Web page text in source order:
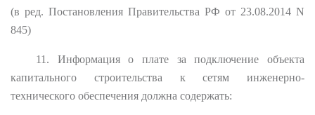
(в ред. Постановления Правительства РФ от 23.08.2014 N
845)
11. Информация о плате за подключение объекта
капитального строительства к сетям инженерно-
технического обеспечения должна содержать: